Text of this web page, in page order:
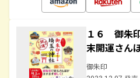
１６ 御朱
末開運さん
御朱印